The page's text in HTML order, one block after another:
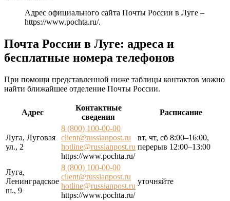
Адрес официального сайта Почты России в Луге –
https://www.pochta.ru/.
Почта России в Луге: адреса и
бесплатные номера телефонов
При помощи представленной ниже таблицы контактов можно
найти ближайшее отделение Почты России.
Адрес
Контактные
сведения
Расписание
Луга, Луговая
ул., 2
8 (800) 100-00-00
client@russianpost.ru
hotline@russianpost.ru
https://www.pochta.ru/
вт, чт, сб 8:00–16:00,
перерыв 12:00–13:00
Луга,
Ленинградское
ш., 9
8 (800) 100-00-00
client@russianpost.ru
hotline@russianpost.ru
https://www.pochta.ru/
уточняйте